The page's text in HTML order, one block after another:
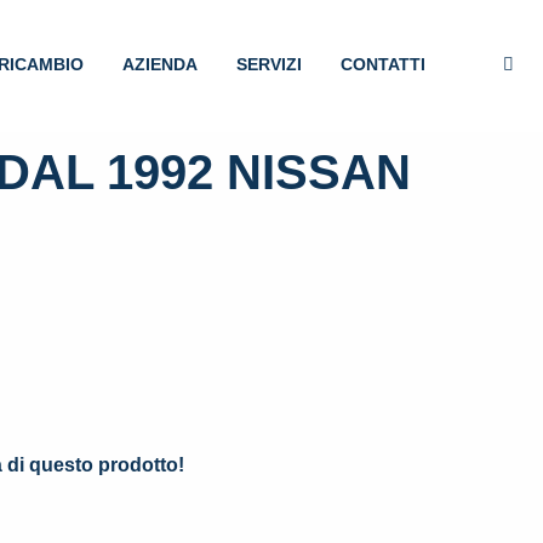
AZIENDA SERVIZI CONTATTI
1992 NISSAN
di questo prodotto!